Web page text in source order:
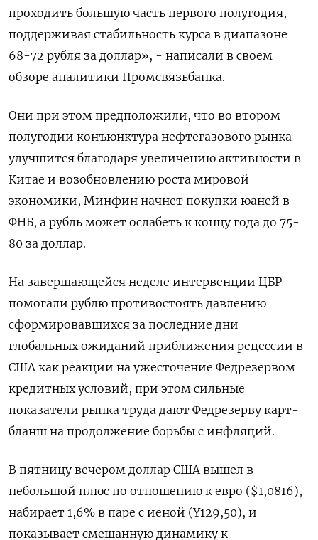
проходить большую часть первого полугодия,
поддерживая стабильность курса в диапазоне
68-72 рубля за доллар», - написали в своем
обзоре аналитики Промсвязьбанка.
Они при этом предположили, что во втором
полугодии конъюнктура нефтегазового рынка
улучшится благодаря увеличению активности в
Китае и возобновлению роста мировой
экономики, Минфин начнет покупки юаней в
ФНБ, а рубль может ослабеть к концу года до 75-
80 за доллар.
На завершающейся неделе интервенции ЦБР
помогали рублю противостоять давлению
сформировавшихся за последние дни
глобальных ожиданий приближения рецессии в
США как реакции на ужесточение Федрезервом
кредитных условий, при этом сильные
показатели рынка труда дают Федрезерву карт-
бланш на продолжение борьбы с инфляций.
В пятницу вечером доллар США вышел в
небольшой плюс по отношению к евро ($1,0816),
набирает 1,6% в паре с иеной (Y129,50), и
показывает смешанную динамику к